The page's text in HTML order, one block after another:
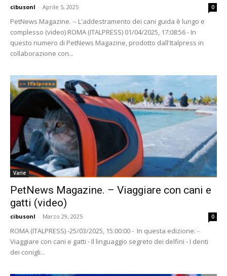
cibusonl - Aprile 5, 2025 0
PetNews Magazine. -- L'addestramento dei cani guida è lungo e
complesso (video) ROMA (ITALPRESS) 01/04/2025, 17:08:56 - In
questo numero di PetNews Magazine, prodotto dall'Italpress in
collaborazione con...
Varie
PetNews Magazine. – Viaggiare con cani e
gatti (video)
cibusonl - Marzo 29, 2025 0
ROMA (ITALPRESS) -25/03/2025, 15:00:00 - In questa edizione: -
Viaggiare con cani e gatti - Il linguaggio segreto dei delfini - I denti
dei conigli...